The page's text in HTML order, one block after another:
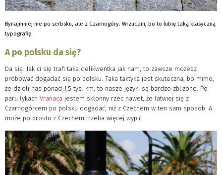
Bynajmniej nie po serbsku, ale z Czarnogóry. Wrzucam, bo to lubię taką klasyczną
typografię.
A po polsku da się?
Da się. Jak ci się trafi taka delikwentka jak nam, to zawsze możesz
próbować dogadać się po polsku. Taka taktyka jest skuteczna, bo mimo,
że dzieli nas ponad 1,5 tys. km, to nasze języki są bardzo zbliżone. Po
paru łykachVranaca jestem skłonny rzec nawet, że łatwiej się z
Czarnogórcem po polsku dogadać, niż z Czechem w ten sam sposób. A
może po prostu z Czechem trzeba więcej wypić…